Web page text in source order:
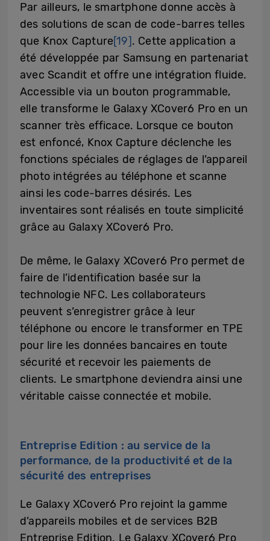
Par ailleurs, le smartphone donne accès à
des solutions de scan de code-barres telles
que Knox Capture[19]. Cette application a
été développée par Samsung en partenariat
avec Scandit et offre une intégration fluide.
Accessible via un bouton programmable,
elle transforme le Galaxy XCover6 Pro en un
scanner très efficace. Lorsque ce bouton
est enfoncé, Knox Capture déclenche les
fonctions spéciales de réglages de l’appareil
photo intégrées au téléphone et scanne
ainsi les code-barres désirés. Les
inventaires sont réalisés en toute simplicité
grâce au Galaxy XCover6 Pro.
De même, le Galaxy XCover6 Pro permet de
faire de l’identification basée sur la
technologie NFC. Les collaborateurs
peuvent s’enregistrer grâce à leur
téléphone ou encore letransformer en TPE
pour lire les données bancaires en toute
sécurité et recevoir les paiements de
clients. Le smartphone deviendra ainsi une
véritable caisse connectée et mobile.
Entreprise Edition : au service de la
performance, de la productivité et de la
sécurité des entreprises
Le Galaxy XCover6 Pro rejoint la gamme
d’appareils mobiles et de services B2B
Entreprise Edition. Le Galaxy XCover6 Pro